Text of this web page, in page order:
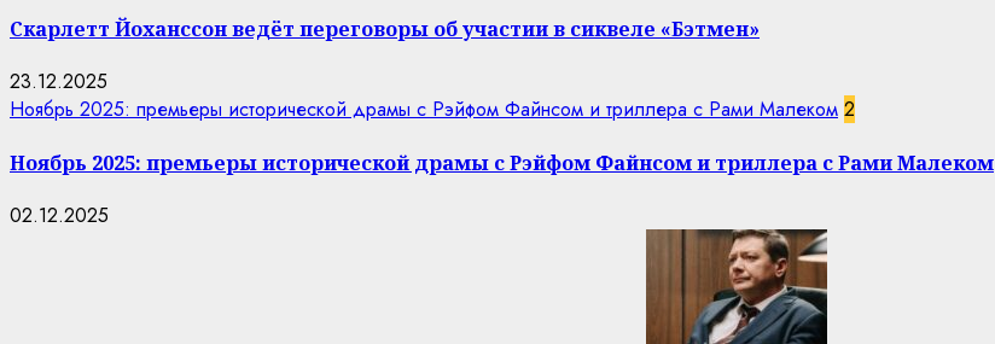
Скарлетт Йоханссон ведёт переговоры об участии в сиквеле «Бэтмен»
23.12.2025
Ноябрь 2025: премьеры исторической драмы с Рэйфом Файнсом и триллера с Рами Малеком 2
Ноябрь 2025: премьеры исторической драмы с Рэйфом Файнсом и триллера с Рами Малеком
02.12.2025